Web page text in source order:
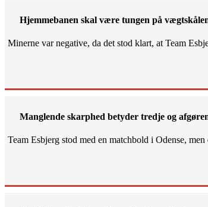
Hjemmebanen skal være tungen på
Minerne var negative, da det stod klart, at Team
Manglende skarphed betyder tredje og
Team Esbjerg stod med en matchbold i Odense,